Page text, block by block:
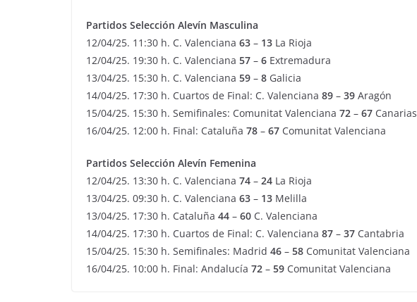
Partidos Selección Alevín Masculina
12/04/25. 11:30 h. C. Valenciana 63 – 13 La Rioja
12/04/25. 19:30 h. C. Valenciana 57 – 6 Extremadura
13/04/25. 15:30 h. C. Valenciana 59 – 8 Galicia
14/04/25. 17:30 h. Cuartos de Final: C. Valenciana 89 – 39 Aragón
15/04/25. 15:30 h. Semifinales: Comunitat Valenciana 72 – 67 Canarias
16/04/25. 12:00 h. Final: Cataluña 78 – 67 Comunitat Valenciana
Partidos Selección Alevín Femenina
12/04/25. 13:30 h. C. Valenciana 74 – 24 La Rioja
13/04/25. 09:30 h. C. Valenciana 63 – 13 Melilla
13/04/25. 17:30 h. Cataluña 44 – 60 C. Valenciana
14/04/25. 17:30 h. Cuartos de Final: C. Valenciana 87 – 37 Cantabria
15/04/25. 15:30 h. Semifinales: Madrid 46 – 58 Comunitat Valenciana
16/04/25. 10:00 h. Final: Andalucía 72 – 59 Comunitat Valenciana